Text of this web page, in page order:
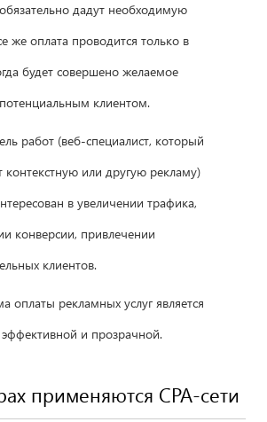
дадут необходимую
же оплата проводится только в
будет совершено желаемое
клиентом.
работ (веб-специалист, который
контекстную или другую рекламу)
в увеличении трафика,
конверсии, привлечении
клиентов.
оплаты рекламных услуг является
и прозрачной.
применяются СРА-сети